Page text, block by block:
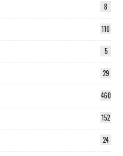
8
110
5
29
460
152
24